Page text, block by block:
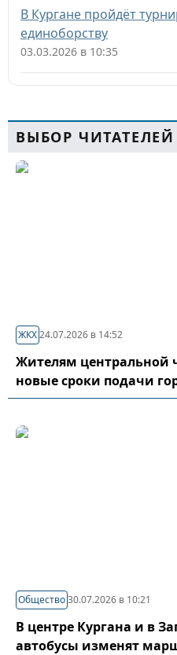
В Кургане пройдёт
единоборству
03.03.2026 в 10:35
ВЫБОР ЧИТАТЕЛЕЙ
ЖКХ24.07.2026 в 14:52
Жителям центральной
новые сроки подачи
Общество30.07.2026 в 10:21
В центре Кургана и в
автобусы изменят